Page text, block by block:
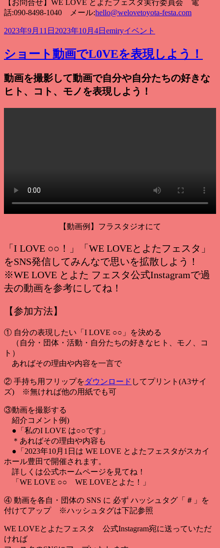
【お問合せ】WE LOVE とよたフェスタ実行委員会 電
話:090-8498-1040 メール:hello@welovetoyota-festa.com
投
日:
2023年9月11日 2023年10月4日 作
者
emiryカ
ゴ
リ
イベント
ショート動画でL0VEを表現しよう！
動画を撮影して動画で自分や自分たちの好きな
ヒト、コト、モノを表現しよう！
【動画例】フラスタジオにて
「I LOVE ○○！」「WE LOVEとよたフェスタ」
をSNS発信してみんなで思いを拡散しよう！
※WE LOVE とよた フェスタ公式Instagramで過
去の動画を参考にしてね！
【参加方法】
① 自分の表現したい「I LOVE ○○」を決める
（自分・団体・活動・自分たちの好きなヒト、モノ、コ
ト）
あればその理由や内容を一言で
② 手持ち用フリップをダウンロード してプリント(A3サイ
ズ) ※無ければ他の用紙でも可
③動画を撮影する
紹介コメント例)
●「私のI LOVE は○○です」
＊あればその理由や内容も
●「2023年10月1日は WE LOVE とよたフェスタがスカイ
ホール豊田で開催されます。
詳しくは公式ホームページを見てね！
「WE LOVE ○○ WE LOVEとよた！」
④ 動画を各自・団体の SNS に 必ず ハッシュタグ「＃」を
付けてアップ ※ハッシュタグは下記参照
WE LOVEとよたフェスタ 公式Instagram宛に送っていただ
ければ